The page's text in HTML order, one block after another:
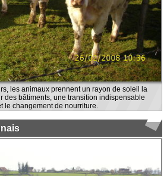
les animaux prennent un rayon de soleil la
des bâtiments, une transition indispensable
le changement de nourriture.